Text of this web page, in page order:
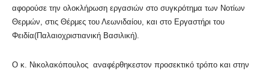
αφορούσε την ολοκλήρωση εργασιών στο συγκρότημα των Νοτίων
Θερμών, στις Θέρμες του Λεωνιδαίου, και στο Εργαστήρι του
Φειδία(Παλαιοχριστιανική Βασιλική).
Ο κ. Νικολακόπουλος αναφέρθηκεστον προσεκτικό τρόπο και στην